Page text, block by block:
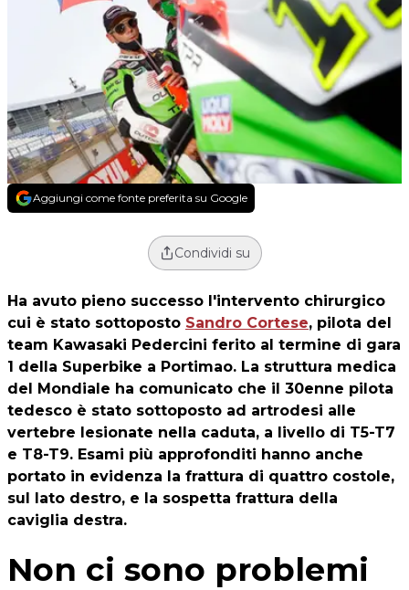
Aggiungi come fonte preferita su Google
Condividi su
Ha avuto pieno successo l'intervento chirurgico
cui è stato sottoposto Sandro Cortese, pilota del
team Kawasaki Pedercini ferito al termine di gara
1 della Superbike a Portimao. La struttura medica
del Mondiale ha comunicato che il 30enne pilota
tedesco è stato sottoposto ad artrodesi alle
vertebre lesionate nella caduta, a livello di T5-T7
e T8-T9. Esami più approfonditi hanno anche
portato in evidenza la frattura di quattro costole,
sul lato destro, e la sospetta frattura della
caviglia destra.
Non ci sono problemi